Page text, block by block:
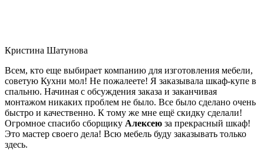
Кристина Шатунова
Всем, кто еще выбирает компанию для изготовления мебели,
советую Кухни мол! Не пожалеете! Я заказывала шкаф-купе в
спальню. Начиная с обсуждения заказа и заканчивая
монтажом никаких проблем не было. Все было сделано очень
быстро и качественно. К тому же мне ещё скидку сделали!
Огромное спасибо сборщику Алексею за прекрасный шкаф!
Это мастер своего дела! Всю мебель буду заказывать только
здесь.